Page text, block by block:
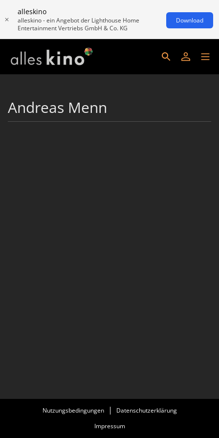
alleskino
alleskino - ein Angebot der Lighthouse Home
Entertainment Vertriebs GmbH & Co. KG
Download
Andreas Menn
Nutzungsbedingungen
Datenschutzerklärung
Impressum